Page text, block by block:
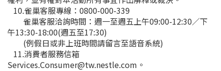
10.雀巢客服專線：0800-000-339
雀巢客服洽詢時間：週一至週五上午09:00-12:30／下
午13:30-18:00(週五至17:30)
(例假日或非上班時間請留言至語音系統)
11.消費者服務信箱
Services.Consumer@tw.nestle.com 。